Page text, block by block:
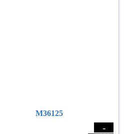
M36125
-